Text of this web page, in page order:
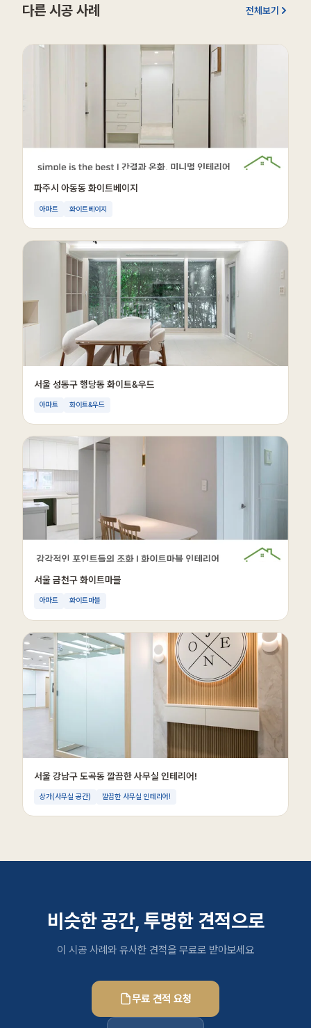
다른 시공 사례 전체보기
파주시 아동동 화이트베이지
아파트 화이트베이지
서울 성동구 행당동 화이트&우드
아파트 화이트&우드
서울 금천구 화이트마블
아파트 화이트마블
서울 강남구 도곡동 깔끔한 사무실 인테리어!
상가(사무실 공간) 깔끔한 사무실 인테리어!
비슷한 공간, 투명한 견적으로
이 시공 사례와 유사한 견적을 무료로 받아보세요
무료 견적 요청